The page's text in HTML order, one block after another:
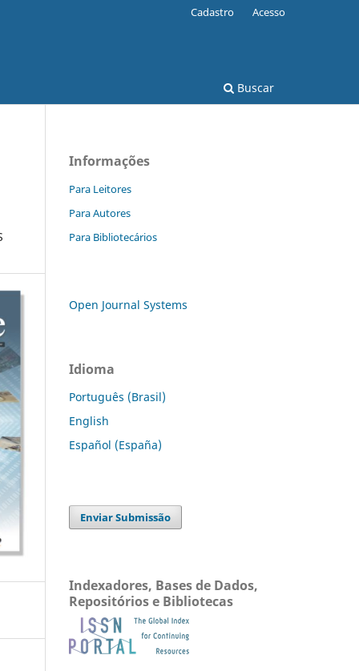
Buscar
Cadastro Acesso
Informações
Para Leitores
Para Autores
Para Bibliotecários
Open Journal Systems
Idioma
Português (Brasil)
English
Español (España)
Enviar Submissão
Indexadores, Bases de Dados,
Repositórios e Bibliotecas